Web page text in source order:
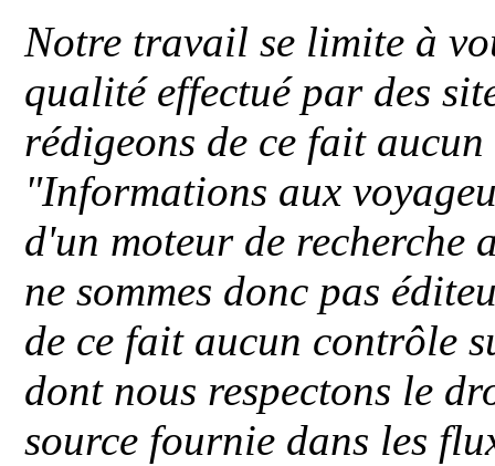
Notre travail se limite à
qualité effectué par des
rédigeons de ce fait
"Informations aux
d'un moteur de recherche
ne sommes donc pas
de ce fait aucun contrôle
dont nous respectons le
source fournie dans les